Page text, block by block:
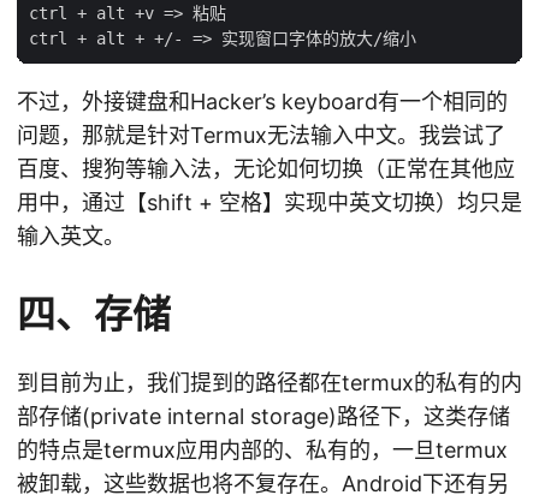
ctrl + alt +v => 粘贴
不过，外接键盘和Hacker’s keyboard有一个相同的
问题，那就是针对Termux无法输入中文。我尝试了
百度、搜狗等输入法，无论如何切换（正常在其他应
用中，通过【shift + 空格】实现中英文切换）均只是
输入英文。
四、存储
到目前为止，我们提到的路径都在termux的私有的内
部存储(private internal storage)路径下，这类存储
的特点是termux应用内部的、私有的，一旦termux
被卸载，这些数据也将不复存在。Android下还有另